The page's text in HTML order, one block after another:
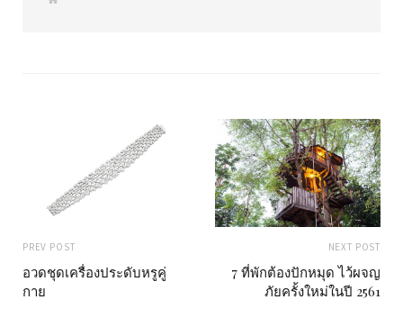
PREV POST
อวดชุดเครื่องประดับหรูคู่
กาย
NEXT POST
7 ที่พักต้องปักหมุด ไว้ผจญ
ภัยครั้งใหม่ในปี 2561